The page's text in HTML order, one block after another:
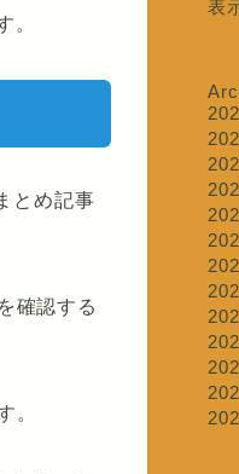
。
とめ記事
確認する
。
表